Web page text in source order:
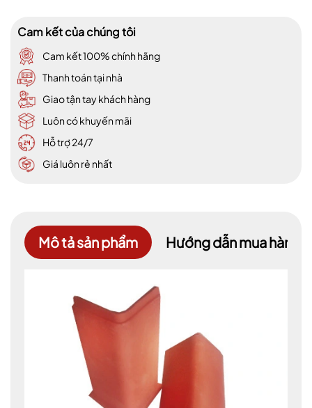
Cam kết của chúng tôi
Cam kết 100% chính hãng
Thanh toán tại nhà
Giao tận tay khách hàng
Luôn có khuyến mãi
Hỗ trợ 24/7
Giá luôn rẻ nhất
Mô tả sản phẩm Hướng dẫn mua hàng